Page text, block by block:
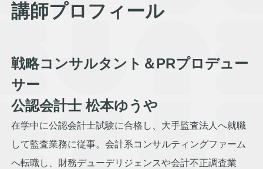
講師プロフィール
戦略コンサルタント＆PRプロデュー
サー
公認会計士 松本ゆうや
在学中に公認会計士試験に合格し、大手監査法人へ就職
して監査業務に従事。会計系コンサルティングファーム
へ転職し、財務デューデリジェンスや会計不正調査業